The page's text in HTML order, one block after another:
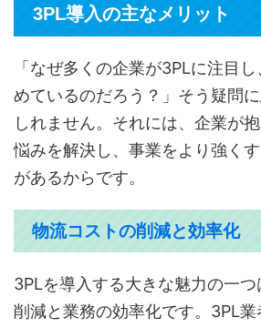
3PL導入の主なメリット
「なぜ多くの企業が3PLに注目
めているのだろう？」そう疑問
しれません。それには、企業が
悩みを解決し、事業をより強く
があるからです。
物流コストの削減と効率化
3PLを導入する大きな魅力の一
削減と業務の効率化です。3PL